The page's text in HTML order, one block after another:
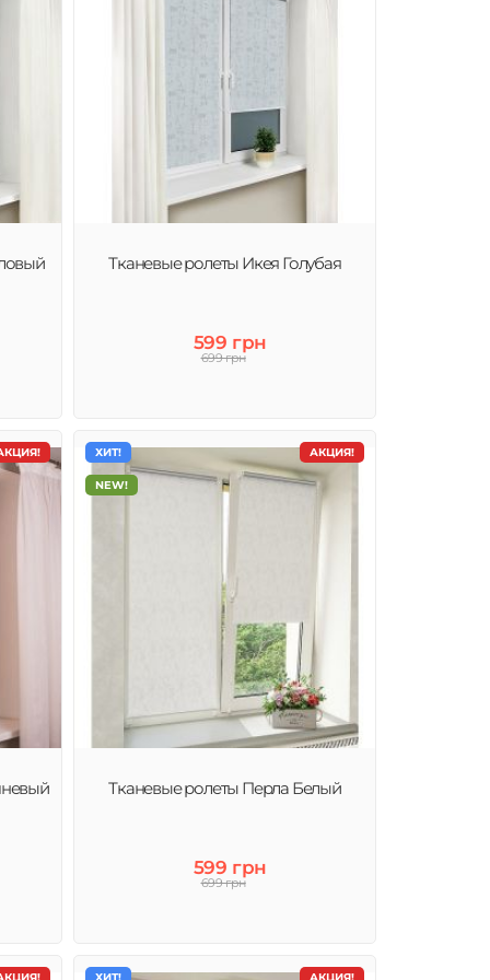
Тканевые ролеты Икея Голубая
599 грн
699 грн
АКЦИЯ!
ХИТ!
NEW!
Тканевые ролеты Перла Белый
599 грн
699 грн